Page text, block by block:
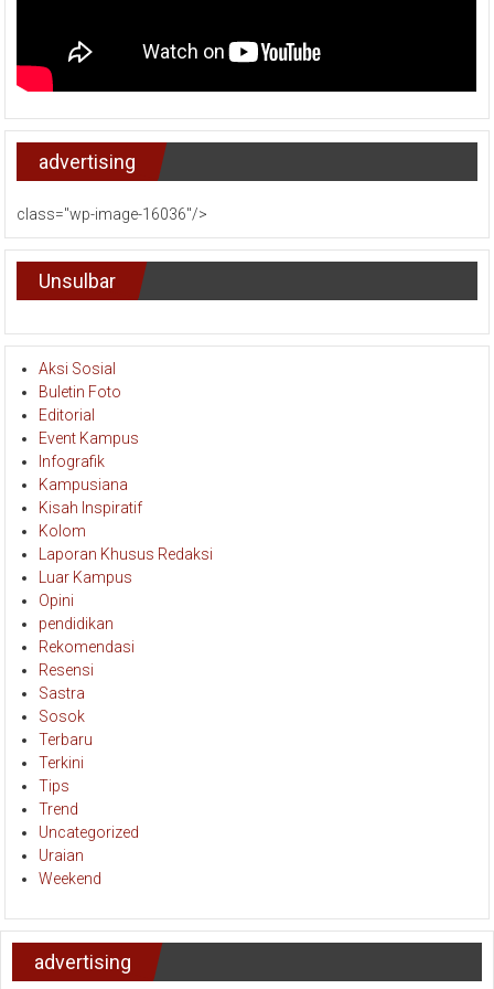
advertising
class="wp-image-16036"/>
Unsulbar
Aksi Sosial
Buletin Foto
Editorial
Event Kampus
Infografik
Kampusiana
Kisah Inspiratif
Kolom
Laporan Khusus Redaksi
Luar Kampus
Opini
pendidikan
Rekomendasi
Resensi
Sastra
Sosok
Terbaru
Terkini
Tips
Trend
Uncategorized
Uraian
Weekend
advertising